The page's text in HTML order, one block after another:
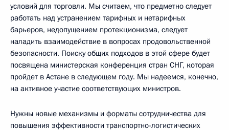
условий для торговли. Мы считаем, что предметно следует
работать над устранением тарифных и нетарифных
барьеров, недопущением протекционизма, следует
наладить взаимодействие в вопросах продовольственной
безопасности. Поиску общих подходов в этой сфере будет
посвящена министерская конференция стран СНГ, которая
пройдет в Астане в следующем году. Мы надеемся, конечно,
на активное участие соответствующих министров.
Нужны новые механизмы и форматы сотрудничества для
повышения эффективности транспортно-логистических